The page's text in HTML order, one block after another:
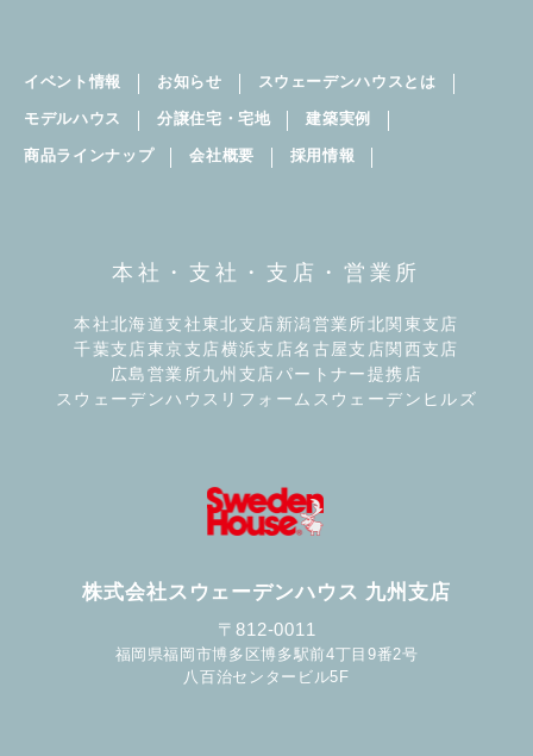
株式会社スウェーデンハウス 九州支店
〒812-0011
福岡県福岡市博多区博多駅前4丁目9番2号
八百治センタービル5F
イベント情報 お知らせ スウェーデンハウスとは
モデルハウス 分譲住宅・宅地 建築実例
商品ラインナップ 会社概要 採用情報
本社・支社・支店・営業所
本社北海道支社東北支店 新潟営業所北関東支店
千葉支店 東京支店 横浜支店名古屋支店 関西支店
広島営業所九州支店 パートナー提携店
スウェーデンハウスリフォーム スウェーデンヒルズ